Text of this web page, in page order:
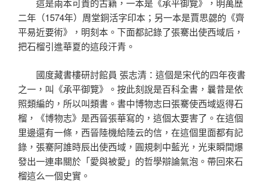
這是兩本可貴的古籍，一本是《承平御覽》，明萬歷
二年（1574年）周堂銅活字印本；另一本是賈思勰的《齊
平易近要術》，明刻本。下面都記錄了張騫出使西域后，
把石榴引進華夏的這段汗青。
國度藏書樓研討館員 張志清：這個是宋代的四年夜書
之一，叫《承平御覽》。按此刻說是百科全書，曩昔是依
照類編的，所以叫類書。書中博物志曰張騫使西域返得石
榴，《博物志》是西晉張華寫的，這個太要害了。在這個
里邊還有一條，西晉陸機給陸云的信，在這個里面都有記
錄，張騫阿誰時辰出使西域，圓規刺中藍光，光束瞬間爆
發出一連串關於「愛與被愛」的哲學辯論氣泡。帶回來石
榴這么一個史實。